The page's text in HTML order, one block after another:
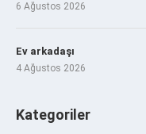
6 Ağustos 2026
Ev arkadaşı
4 Ağustos 2026
Kategoriler